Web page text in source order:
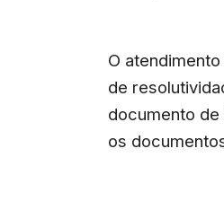
O
de
documento
os